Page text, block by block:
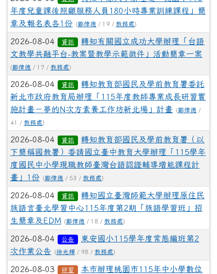
年度兒童課後照顧服務人員180小時專業訓練課程」簡
章及報名表各1份 (鄭偉德 / 19 / 教務處)
2026-08-04 資訊
轉知有關國立成功大學辦理「台語
文教學共融平台-教案暨教學示範徵件」活動簡章一案
(鄭偉德 / 17 / 教務處)
2026-08-04 資訊
轉知教育部國民及學前教育署委託
新北市政府教育局辦理「115年度教師專業成長研習實
施計畫－夢的N次方素養工作坊新北場」計畫
(鄭偉德 /
41 / 教務處)
2026-08-04 資訊
轉知教育部國民及學前教育署（以
下簡稱國教署）委請國立臺中教育大學辦理「115學年
度國民中小學現職教師臺灣台語認證輔導增能課程計
畫」1份 (鄭偉德 / 53 / 教務處)
2026-08-04 資訊
轉知國立臺灣師範大學辦理原住民
族語言臺北學習中心115年度第2期「族語學習班」招
生簡章及EDM (鄭偉德 / 18 / 教務處)
2026-08-04 公告
東安國小115學年度常態編班第2
次作業公告
(徐光輝 / 98 / 教務處)
2026-08-03 研習
本市辦理桃園市115年中小學數位